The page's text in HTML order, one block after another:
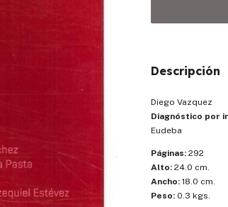
Descripción
Diego Vazquez
Diagnóstico por
Eudeba
Páginas: 292
Alto: 24.0 cm.
Ancho: 18.0 cm.
Peso: 0.3 kgs.